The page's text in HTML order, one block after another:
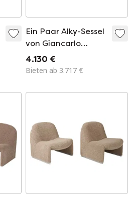
Ein Paar Alky-Sessel
von Giancarlo
Piretti für Artifort,
Italien 1970
4.130 €
Bieten ab 3.717 €